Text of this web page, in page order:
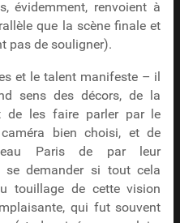
évidemment, renvoient à
que la scène finale et
pas de souligner).
et le talent manifeste – il
sens des décors, de la
de les faire parler par le
bien choisi, et de
Paris de par leur
se demander si tout cela
touillage de cette vision
qui fut souvent